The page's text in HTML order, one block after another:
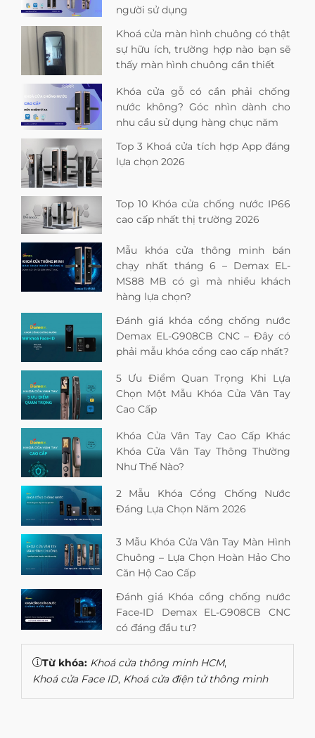
người sử dụng
Khoá cửa màn hình chuông có thật
sự hữu ích, trường hợp nào bạn sẽ
thấy màn hình chuông cần thiết
Khóa cửa gỗ có cần phải chống
nước không? Góc nhìn dành cho
nhu cầu sử dụng hàng chục năm
Top 3 Khoá cửa tích hợp App đáng
lựa chọn 2026
Top 10 Khóa cửa chống nước IP66
cao cấp nhất thị trường 2026
Mẫu khóa cửa thông minh bán
chạy nhất tháng 6 – Demax EL-
MS88 MB có gì mà nhiều khách
hàng lựa chọn?
Đánh giá khóa cổng chống nước
Demax EL-G908CB CNC – Đây có
phải mẫu khóa cổng cao cấp nhất?
5 Ưu Điểm Quan Trọng Khi Lựa
Chọn Một Mẫu Khóa Cửa Vân Tay
Cao Cấp
Khóa Cửa Vân Tay Cao Cấp Khác
Khóa Cửa Vân Tay Thông Thường
Như Thế Nào?
2 Mẫu Khóa Cổng Chống Nước
Đáng Lựa Chọn Năm 2026
3 Mẫu Khóa Cửa Vân Tay Màn Hình
Chuông – Lựa Chọn Hoàn Hảo Cho
Căn Hộ Cao Cấp
Đánh giá Khóa cổng chống nước
Face-ID Demax EL-G908CB CNC
có đáng đầu tư?
Từ khóa: Khoá cửa thông minh HCM,
Khoá cửa Face ID, Khoá cửa điện tử thông minh